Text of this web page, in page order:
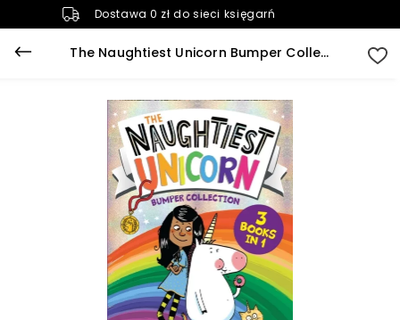
Dostawa 0 zł do sieci księgarń
The Naughtiest Unicorn Bumper Collection